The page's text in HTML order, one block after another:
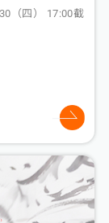
（四） 17:00截